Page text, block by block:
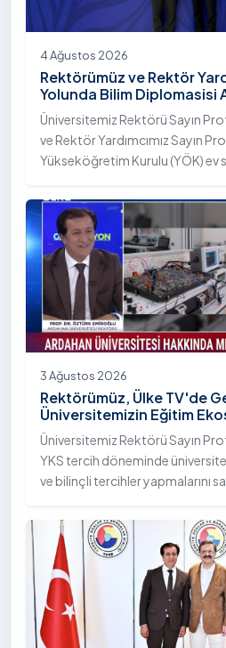
4 Ağustos 2026
Rektörümüz ve Rektör
Yolunda Bilim Diplomasisi
Toplantısına Katıldı
Üniversitemiz Rektörü Sayın
ve Rektör Yardımcımız Sayın
Yükseköğretim Kurulu (YÖK) ev
Bilim Diplomasisi: Akademi
katıldı.
3 Ağustos 2026
Rektörümüz, Ülke TV'de
Üniversitemizin Eğitim
Sunduğu Nitelikli İmkânları
Üniversitemiz Rektörü Sayın
YKS tercih döneminde
ve bilinçli tercihler yapmalarını
çeşitliliğini ve nitelikli
ekranlarında yayımlanan
canlı yayın konuğu olarak katıldı.